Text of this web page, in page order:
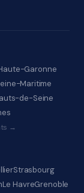
Garonne
Maritime
de-Seine
→
Strasbourg
Le HavreGrenoble